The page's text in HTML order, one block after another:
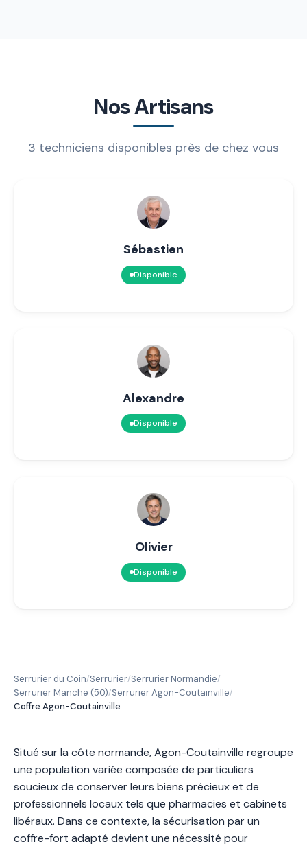
Nos Artisans
3 techniciens disponibles près de chez vous
Sébastien
Disponible
Alexandre
Disponible
Olivier
Disponible
Serrurier du Coin/Serrurier/Serrurier Normandie/
Serrurier Manche (50)/Serrurier Agon-Coutainville/
Coffre Agon-Coutainville
Situé sur la côte normande, Agon-Coutainville regroupe
une population variée composée de particuliers
soucieux de conserver leurs biens précieux et de
professionnels locaux tels que pharmacies et cabinets
libéraux. Dans ce contexte, la sécurisation par un
coffre-fort adapté devient une nécessité pour